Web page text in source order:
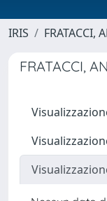
IRIS FRATACCI,
FRATACCI,